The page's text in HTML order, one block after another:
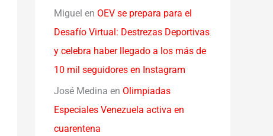
Miguel en OEV se prepara para el
Desafío Virtual: Destrezas Deportivas
y celebra haber llegado a los más de
10 mil seguidores en Instagram
José Medina en Olimpiadas
Especiales Venezuela activa en
cuarentena